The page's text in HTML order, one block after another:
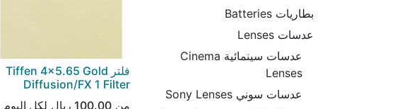
بطاريات Batteries
عدسات Lenses
عدسات سينمائية Cinema
Lenses
عدسات سوني Sony Lenses
فلتر Tiffen 4x5.65 Gold
Diffusion/FX 1 Filter
من 100.00 ريال لكل اليوم